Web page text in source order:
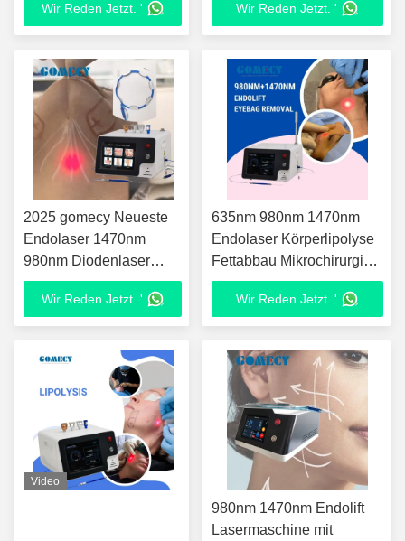
Doppelkinn-Form-Laser-
Lipolyse-Maschine
Wir Reden Jetzt. ' Wir Reden Jetzt. '
2025 gomecy Neueste
Endolaser 1470nm
980nm Diodenlaser
Gesichtsstraffung
Fettabsaugungsmaschine
Wir Reden Jetzt. '
635nm 980nm 1470nm
Endolaser Körperlipolyse
Fettabbau Mikrochirurgie
Fettabbau Körperkontur
und Hautverengung mit
Präzisionslasertechnologie
Wir Reden Jetzt. '
Video
980nm 1470nm Endolift
Lasermaschine mit